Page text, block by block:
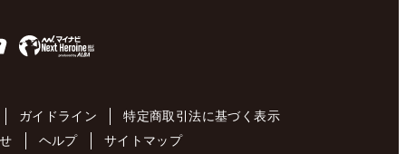
ガイドライン
特定商取引法に基づく表示
ヘルプ サイトマップ